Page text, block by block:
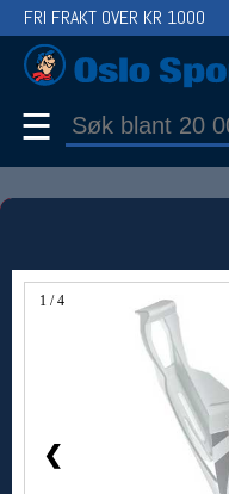
1 / 4
❮
FRI FRAKT OVER KR 1000
☰
Bruk